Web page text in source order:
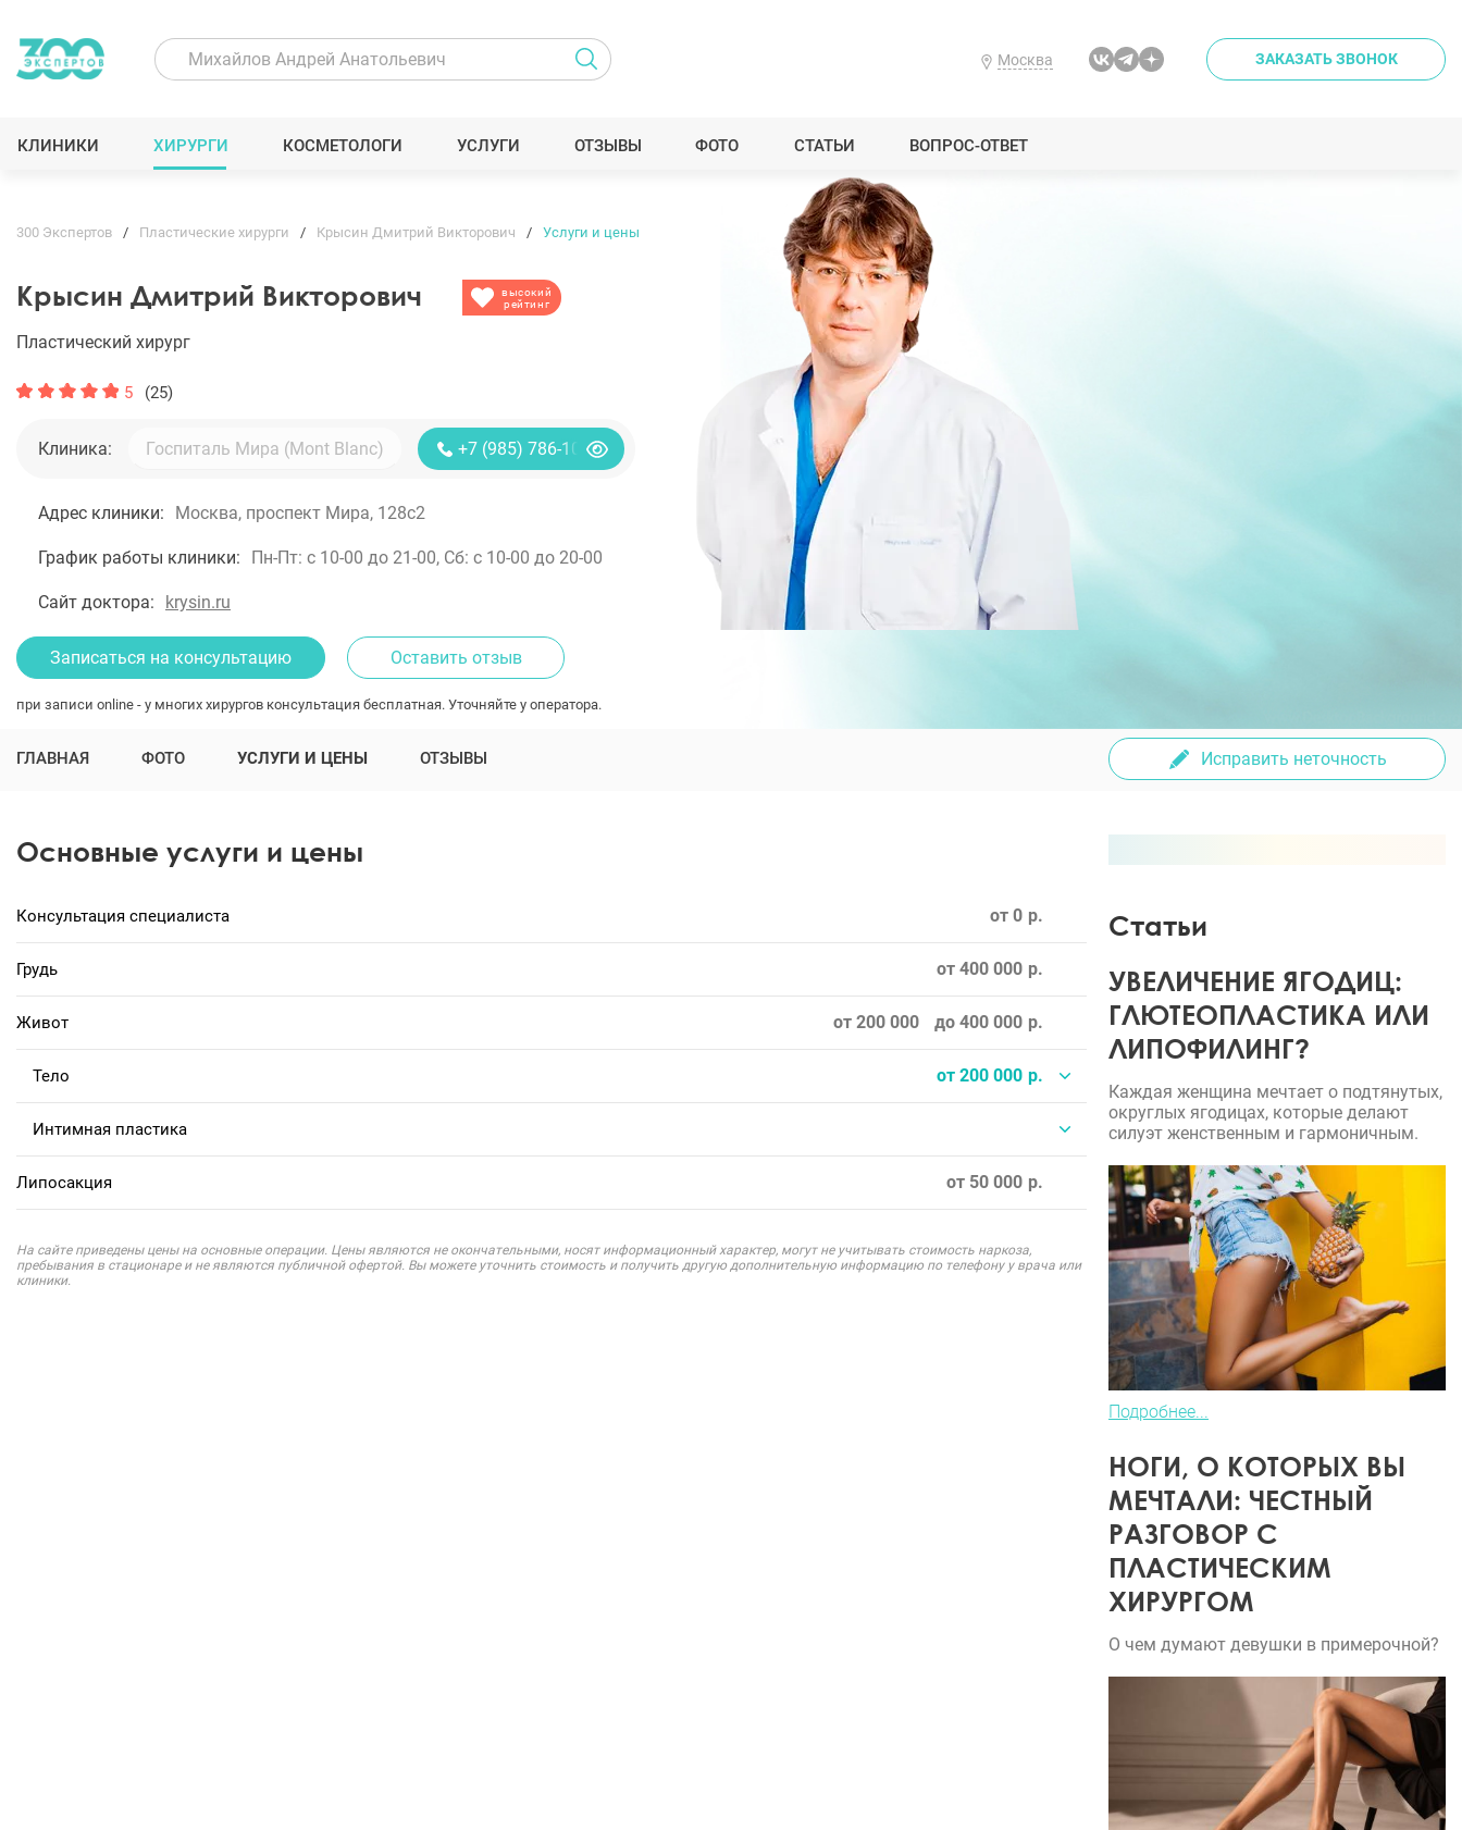
Москва ЗАКАЗАТЬ ЗВОНОК
КЛИНИКИ ХИРУРГИ КОСМЕТОЛОГИ УСЛУГИ ОТЗЫВЫ ФОТО СТАТЬИ ВОПРОС-ОТВЕТ
300 Экспертов Пластические хирурги Крысин Дмитрий Викторович Услуги и цены
Крысин Дмитрий Викторович
высокий
рейтинг
Пластический хирург
5 (25)
Клиника: +7 (985) 786-10-40
Адрес клиники: Москва, проспект Мира, 128с2
График работы клиники: Пн-Пт: с 10-00 до 21-00, Сб: с 10-00 до 20-00
Сайт доктора: krysin.ru
Записаться на консультацию Оставить отзыв
при записи online - у многих хирургов консультация бесплатная. Уточняйте у оператора.
ГЛАВНАЯ ФОТО УСЛУГИ И ЦЕНЫ ОТЗЫВЫ Исправить неточность
Основные услуги и цены
Консультация специалиста от 0
Грудь от 400 000
Живот от 200 000 до 400 000
Тело от 200 000
Интимная пластика
Липосакция от 50 000
На сайте приведены цены на основные операции. Цены являются не окончательными, носят информационный характер, могут не учитывать стоимость наркоза,
пребывания в стационаре и не являются публичной офертой. Вы можете уточнить стоимость и получить другую дополнительную информацию по телефону у врача или
клиники.
Статьи
УВЕЛИЧЕНИЕ ЯГОДИЦ:
ГЛЮТЕОПЛАСТИКА ИЛИ
ЛИПОФИЛИНГ?
Каждая женщина мечтает о подтянутых,
округлых ягодицах, которые делают
силуэт женственным и гармоничным.
Подробнее...
НОГИ, О КОТОРЫХ ВЫ
МЕЧТАЛИ: ЧЕСТНЫЙ
РАЗГОВОР С
ПЛАСТИЧЕСКИМ
ХИРУРГОМ
О чем думают девушки в примерочной?